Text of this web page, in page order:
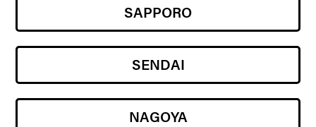
SAPPORO
SENDAI
NAGOYA